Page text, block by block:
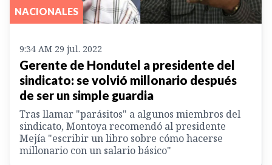
NACIONALES
9:34 AM 29 jul. 2022
Gerente de Hondutel a presidente del
sindicato: se volvió millonario después
de ser un simple guardia
Tras llamar "parásitos" a algunos miembros del
sindicato, Montoya recomendó al presidente
Mejía "escribir un libro sobre cómo hacerse
millonario con un salario básico"